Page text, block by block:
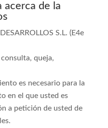
acerca de la
S.L. (E4e
queja,
es necesario para la
en el que usted es
a petición de usted de